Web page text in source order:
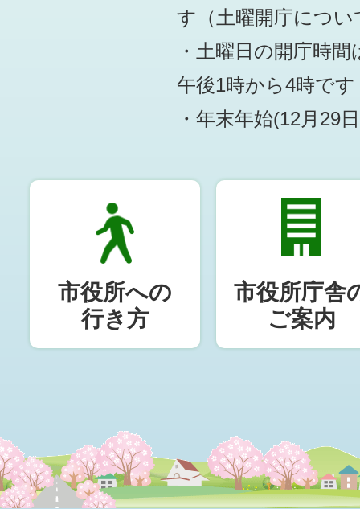
す （土曜開庁につ
・土曜日の開庁時
午後1時から4時です
・年末年始(12月29
市役所への
行き方
市役所庁舎
ご案内